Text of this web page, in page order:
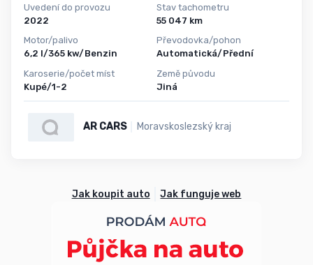
Uvedení do provozu
2022
Motor/palivo
6,2 l/365 kw/Benzin
Karoserie/počet míst
Kupé/1-2
Stav tachometru
55 047 km
Převodovka/pohon
Automatická/Přední
Země původu
Jiná
AR CARS Moravskoslezský kraj
Jak koupit auto Jak funguje web